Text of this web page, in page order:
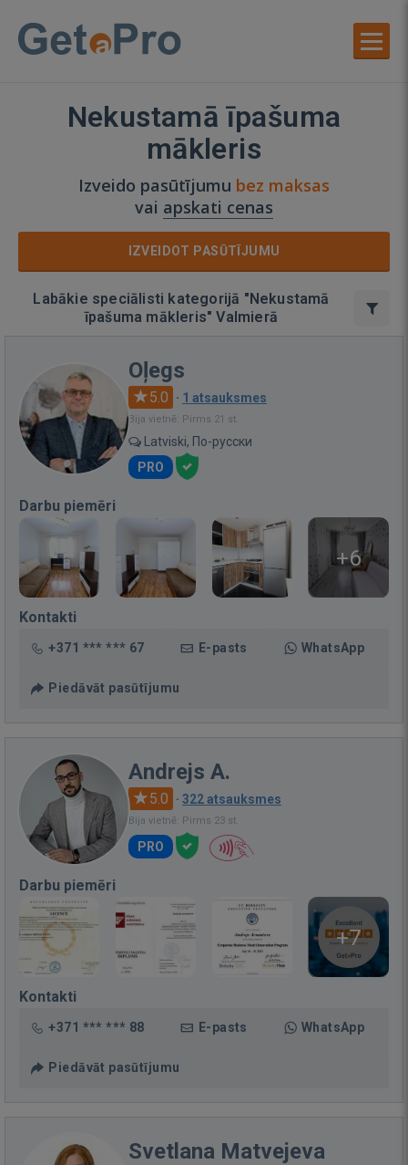
Nekustamā īpašuma
mākleris
Izveido pasūtījumu bez maksas
vai apskati cenas
IZVEIDOT PASŪTĪJUMU
Labākie speciālisti kategorijā "Nekustamā
īpašuma mākleris" Valmierā
Oļegs
5.0 · 1 atsauksmes
Bija vietnē: Pirms 21 st.
Latviski, По-русски
PRO
Darbu piemēri
+6
Kontakti
+371 *** *** 67 E-pasts WhatsApp
Piedāvāt pasūtījumu
Andrejs A.
5.0 · 322 atsauksmes
Bija vietnē: Pirms 23 st.
PRO
Darbu piemēri
+7
Kontakti
+371 *** *** 88 E-pasts WhatsApp
Piedāvāt pasūtījumu
Svetlana Matvejeva